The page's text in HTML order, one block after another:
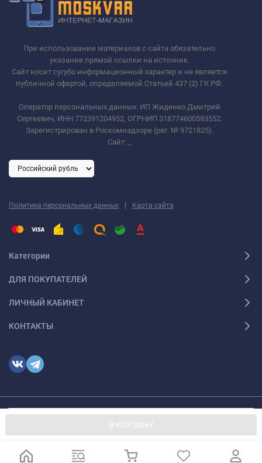
В КОРЗИНУ
При использовании материалов с сайта обязательно
указание прямой ссылки на источник.
Сайт носит сугубо информационный характер и не является
публичной офертой, определяемой Статьей 437 (2) ГК РФ.
Оператор персональных данных: ИП Жиденко Дмитрий
Сергеевич, ИНН 772391204952, ОГРНИП 318774600583552.
Зарегистрирован в Роскомнадзоре (рег. № 9721825).
Сайт:
Политика персональных данных | Карта сайта
Категории
ДЛЯ ПОКУПАТЕЛЕЙ
ЛИЧНЫЙ КАБИНЕТ
КОНТАКТЫ